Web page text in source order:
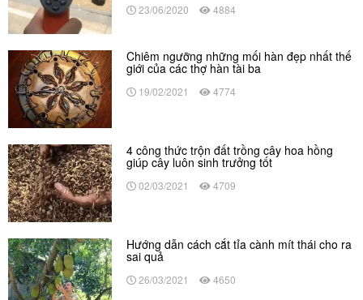
23/06/2020 4884
Chiêm ngưỡng những mối hàn đẹp nhất thế
giới của các thợ hàn tài ba
19/02/2021 4774
4 công thức trộn đất trồng cây hoa hồng
giúp cây luôn sinh trưởng tốt
02/03/2021 4709
Hướng dẫn cách cắt tỉa cành mít thái cho ra
sai quả
26/03/2021 4650